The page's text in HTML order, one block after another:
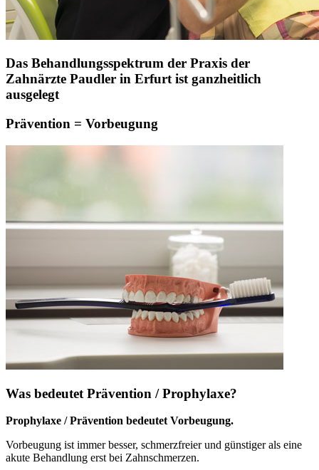
Das Behandlungsspektrum der Praxis der
Zahnärzte Paudler in Erfurt ist ganzheitlich
ausgelegt
Prävention = Vorbeugung
Was bedeutet Prävention / Prophylaxe?
Prophylaxe / Prävention bedeutet Vorbeugung.
Vorbeugung ist immer besser, schmerzfreier und günstiger als eine
akute Behandlung erst bei Zahnschmerzen.